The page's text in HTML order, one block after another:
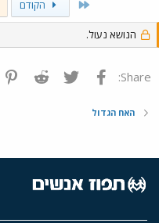
o
הקודם
הנושא נעול.
Share: פייסבוק Twitter
Reddit
האח הגדול